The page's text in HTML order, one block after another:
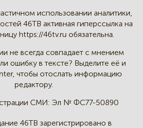
использовании аналитики,
46TB активная гиперссылка на
https://46tv.ru обязательна.
не всегда совпадает с мнением
ошибку в тексте? Выделите её и
чтобы отослать информацию
редактору.
СМИ: Эл № ФС77-50890
46ТВ зарегистрировано в